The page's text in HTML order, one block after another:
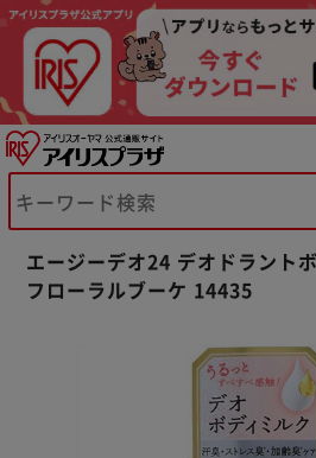
エージーデオ24 デオドラント
フローラルブーケ 14435
※ご確認ください
カートに入れる